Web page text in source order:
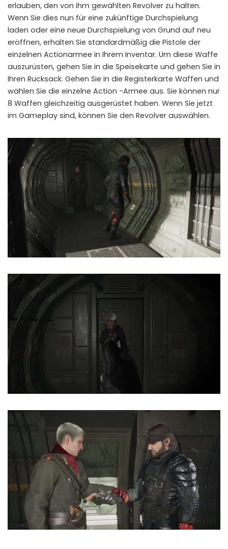
erlauben, den von ihm gewählten Revolver zu halten.
Wenn Sie dies nun für eine zukünftige Durchspielung
laden oder eine neue Durchspielung von Grund auf neu
eröffnen, erhalten Sie standardmäßig die Pistole der
einzelnen Actionarmee in Ihrem Inventar. Um diese Waffe
auszurüsten, gehen Sie in die Speisekarte und gehen Sie in
Ihren Rucksack. Gehen Sie in die Registerkarte Waffen und
wählen Sie die einzelne Action -Armee aus. Sie können nur
8 Waffen gleichzeitig ausgerüstet haben. Wenn Sie jetzt
im Gameplay sind, können Sie den Revolver auswählen.